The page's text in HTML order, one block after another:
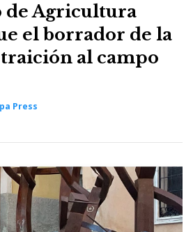
de Agricultura
el borrador de la
traición al campo
Press